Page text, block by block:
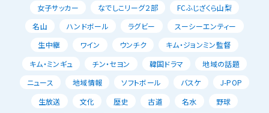
女子サッカー
なでしこリーグ２部
FCふじざくら山梨
名山
ハンドボール ラグビー
スーシーエンティー
生中継
ワイン ウンチク
キム・ジョンミン監督
キム・ミンギュ
チン・セヨン 韓国ドラマ
地域の話題
ニュース
地域情報 ソフトボール バスケ
J-POP
生放送
文化 歴史 古道 名水
野球